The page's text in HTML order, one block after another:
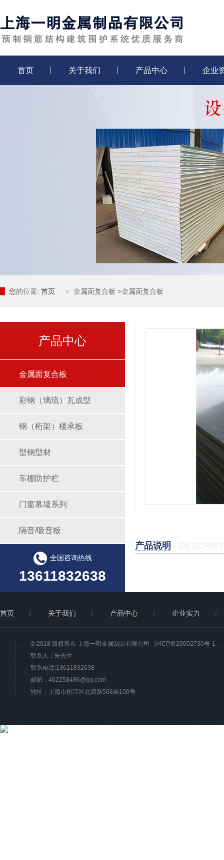
首页 关于我们 产品中心 企业
您的位置: 首页 > 金属面复合板 >金属面复合板
产品中心
金属面复合板
彩钢（璃琉）瓦成型
钢（桁架）楼承板
型钢型材
车棚防护栏
门窗幕墙系列
隔音/吸音板
全国咨询热线
13611832638
产品说明
首页 | 关于我们 | 产品中心 | 企业实力 |
© 2018 版权所有 上海一明金属制品有限公司 沪ICP备20002730号-1
联系人：朱先生
联系电话:13611832638
邮箱： 402258486@qq.com
地址：上海市松江区北闵路568弄100号